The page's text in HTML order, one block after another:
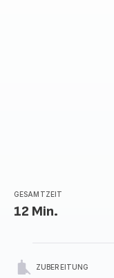
GESAMTZEIT
12 Min.
ZUBEREITUNG